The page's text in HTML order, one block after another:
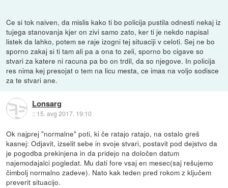
Ce si tok naiven, da mislis kako ti bo policija pustila odnesti nekaj iz
tujega stanovanja kjer on zivi samo zato, ker ti je nekdo napisal
listek da lahko, potem se raje izogni tej situaciji v celoti. Sej ne bo
sporno zakaj si ti tam ali pa a ona to zeli, sporno bo cigave so
stvari za katere ni racuna pa bo on trdil, da so njegove. In policija
res nima kej presojat o tem na licu mesta, ce imas na voljo sodisce
za te stvari ane.
Lonsarg
:: 15. avg 2017, 19:10
Ok najprej "normalne" poti, ki če ratajo ratajo, na ostalo greš
kasnej: Odjavit, izselit sebe in svoje stvari, postavit pod dejstvo da
je pogodba prekinjena in da pridejo na določen datum
najemodajalci pogledat. Mu dati fore vsaj en mesec(saj rešujemo
čimbolj normalno zadeve). Nato kak teden pred rokom z ključem
preverit situacijo.